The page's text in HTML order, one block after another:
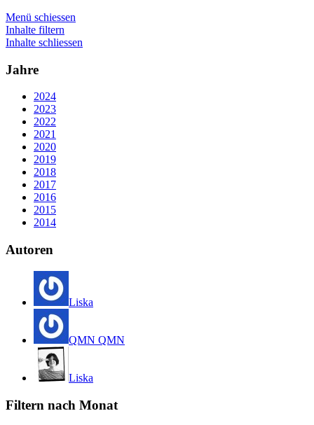
Menü schiessen
Inhalte filtern
Inhalte schliessen
Jahre
2024
2023
2022
2021
2020
2019
2018
2017
2016
2015
2014
Autoren
Liska
QMN QMN
Liska
Filtern nach Monat